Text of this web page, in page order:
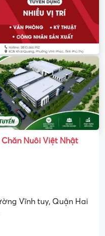
Nuôi Việt Nhật
Vĩnh tuy, Quận Hai